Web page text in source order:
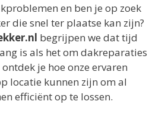
en ben je op zoek
die snel ter plaatse kan zijn?
begrijpen we dat tijd
is als het om dakreparaties
je hoe onze ervaren
locatie kunnen zijn om al
efficiënt op te lossen.